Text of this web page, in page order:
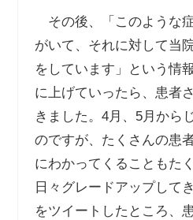
その後、「このような
がいて、それに対して当
をしています」という情
に上げていったら、患者
きました。4月、5月から
のですが、たくさんの患
にわかってくることもた
日々グレードアップして
をツイートしたところ、